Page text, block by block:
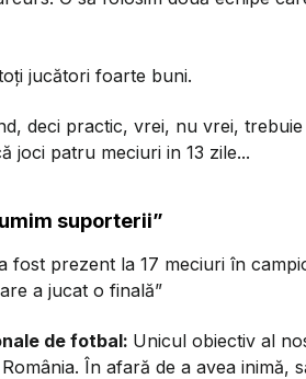
jucători foarte buni.
deci practic, vrei, nu vrei,
joci patru meciuri in 13 zile...
suporterii”
fost prezent la 17 meciuri în
a jucat o finală”
de fotbal: Unicul obiectiv al
În afară de a avea inimă,